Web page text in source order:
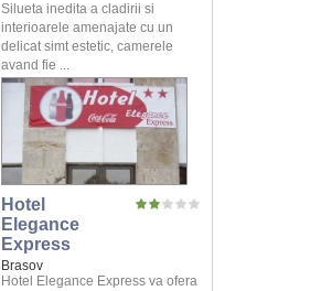
Silueta inedita a cladirii si
interioarele amenajate cu un
delicat simt estetic, camerele
avand fie ...
Hotel
Elegance
Express
Brasov
Hotel Elegance Express va ofera